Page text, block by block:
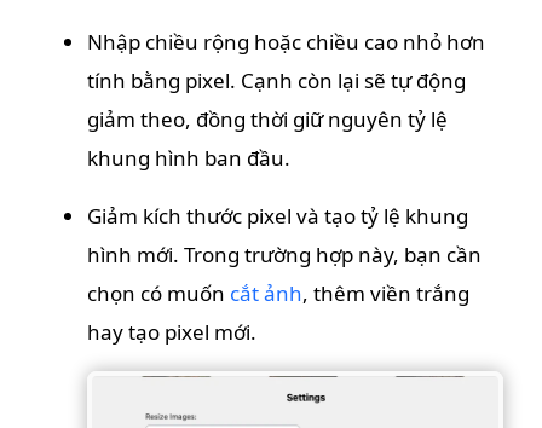
Nhập chiều rộng hoặc chiều cao nhỏ hơn
tính bằng pixel. Cạnh còn lại sẽ tự động
giảm theo, đồng thời giữ nguyên tỷ lệ
khung hình ban đầu.
Giảm kích thước pixel và tạo tỷ lệ khung
hình mới. Trong trường hợp này, bạn cần
chọn có muốn cắt ảnh, thêm viền trắng
hay tạo pixel mới.